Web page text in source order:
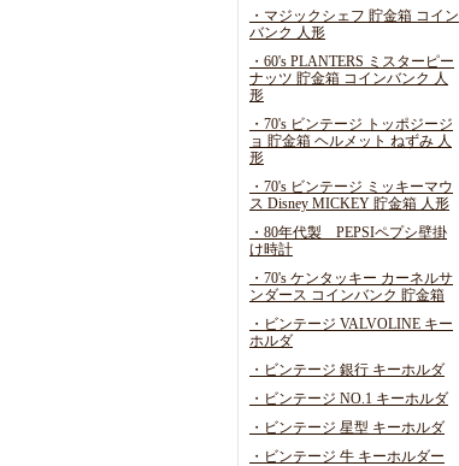
・マジックシェフ 貯金箱 コイン
バンク 人形
・60's PLANTERS ミスターピー
ナッツ 貯金箱 コインバンク 人
形
・70's ビンテージ トッポジージ
ョ 貯金箱 ヘルメット ねずみ 人
形
・70's ビンテージ ミッキーマウ
ス Disney MICKEY 貯金箱 人形
・80年代製 PEPSIペプシ壁掛
け時計
・70's ケンタッキー カーネルサ
ンダース コインバンク 貯金箱
・ビンテージ VALVOLINE キー
ホルダ
・ビンテージ 銀行 キーホルダ
・ビンテージ NO.1 キーホルダ
・ビンテージ 星型 キーホルダ
・ビンテージ 牛 キーホルダー